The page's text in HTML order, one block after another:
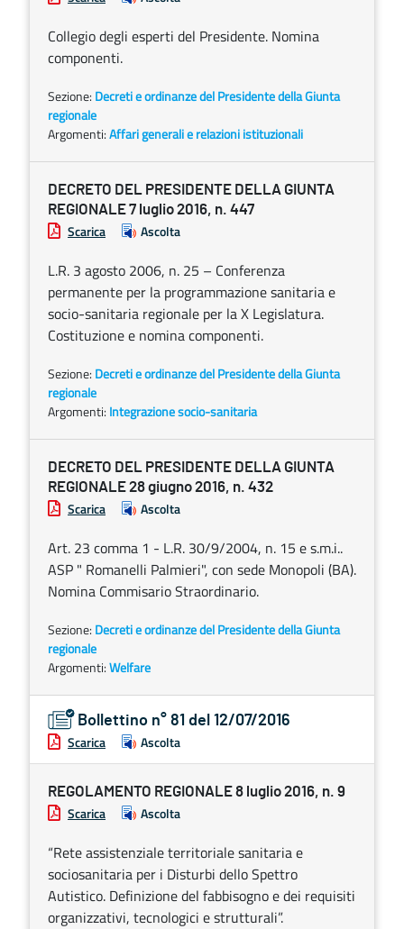
Collegio degli esperti del Presidente. Nomina
componenti.
Sezione: Decreti e ordinanze del Presidente della Giunta
regionale
Argomenti:Affari generali e relazioni istituzionali
DECRETO DEL PRESIDENTE DELLA GIUNTA
REGIONALE 7 luglio 2016, n. 447
Scarica Ascolta
L.R. 3 agosto 2006, n. 25 – Conferenza
permanente per la programmazione sanitaria e
socio-sanitaria regionale per la X Legislatura.
Costituzione e nomina componenti.
Sezione: Decreti e ordinanze del Presidente della Giunta
regionale
Argomenti: Integrazione socio-sanitaria
DECRETO DEL PRESIDENTE DELLA GIUNTA
REGIONALE 28 giugno 2016, n. 432
Scarica Ascolta
Art. 23 comma 1 - L.R. 30/9/2004, n. 15 e s.m.i..
ASP " Romanelli Palmieri", con sede Monopoli (BA).
Nomina Commisario Straordinario.
Sezione: Decreti e ordinanze del Presidente della Giunta
regionale
Argomenti:Welfare
Bollettino n° 81 del 12/07/2016
Scarica Ascolta
REGOLAMENTO REGIONALE 8 luglio 2016, n. 9
Scarica Ascolta
“Rete assistenziale territoriale sanitaria e
sociosanitaria per i Disturbi dello Spettro
Autistico. Definizione del fabbisogno e dei requisiti
organizzativi, tecnologici e strutturali”.